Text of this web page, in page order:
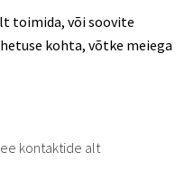
toimida, või soovite
kohta, võtke meiega
kontaktide alt